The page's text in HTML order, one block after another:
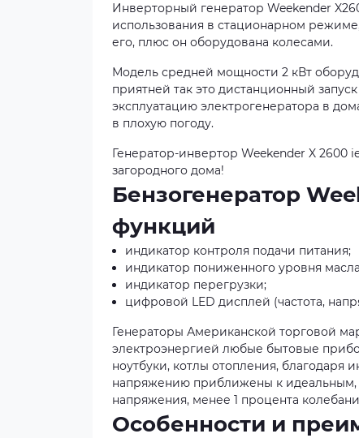
Инверторный генератор Weekender
использования в стационарном
его, плюс он оборудована колесами.
Модель средней мощности 2 кВт
приятней так это дистанционный
эксплуатацию электрогенератора в
в плохую погоду.
Генератор-инвертор Weekender X
загородного дома!
Бензогенератор
функций
индикатор контроля подачи питания;
индикатор пониженного уровня
индикатор перегрузки;
цифровой LED дисплей (частота,
Генераторы Американской торговой
электроэнергией любые бытовые
ноутбуки, котлы отопления, благодаря
напряжению приближены к идеальным,
напряжения, менее 1 процента
Особенности и